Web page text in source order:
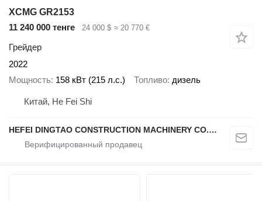
XCMG GR2153
11 240 000 тенге
24 000 $ ≈ 20 770 €
Грейдер
2022
Мощность 158 кВт (215 л.с.) Топливо дизель
Китай, He Fei Shi
HEFEI DINGTAO CONSTRUCTION MACHINERY CO., LIMITED